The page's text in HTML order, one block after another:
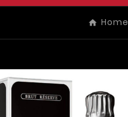
Home